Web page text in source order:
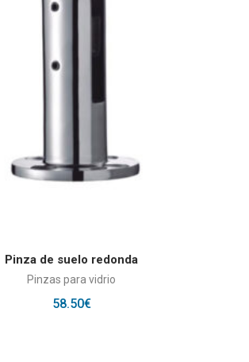
AÑADIR AL CARRITO
Pinza de suelo redonda
Pinzas para vidrio
58.50€